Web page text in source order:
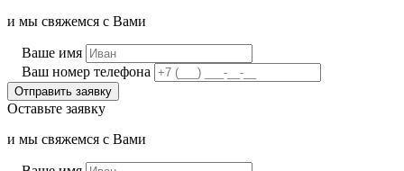
и мы свяжемся с Вами
Ваше имя
Ваш номер телефона
Оставьте заявку
и мы свяжемся с Вами